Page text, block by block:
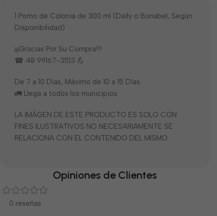
1 Pomo de Colonia de 300 ml (Daily o Bonabel, Según
Disponibilidad)
¡¡¡Gracias Por Su Compra!!!
☎ 48 99167-3513 💪
De 7 a 10 Días, Máximo de 10 a 15 Días.
🚛 Llega a todos los municipios.
LA IMÁGEN DE ESTE PRODUCTO ES SOLO CON
FINES ILUSTRATIVOS NO NECESARIAMENTE SE
RELACIONA CON EL CONTENIDO DEL MISMO.
Opiniones de Clientes
0 reseñas